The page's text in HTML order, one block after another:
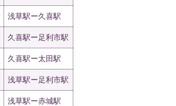
浅草駅ー久喜駅
久喜駅ー足利市駅
久喜駅ー太田駅
浅草駅ー足利市駅
浅草駅ー赤城駅